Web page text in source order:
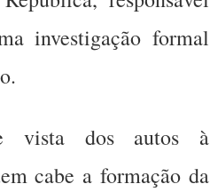
investigação formal
vista dos autos à
cabe a formação da